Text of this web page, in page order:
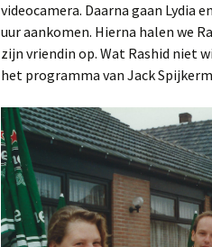
videocamera. Daarna gaan Lydia
uur aankomen. Hierna halen we
zijn vriendin op. Wat Rashid niet
het programma van Jack